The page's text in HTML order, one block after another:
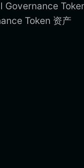
Governance
Token 资产